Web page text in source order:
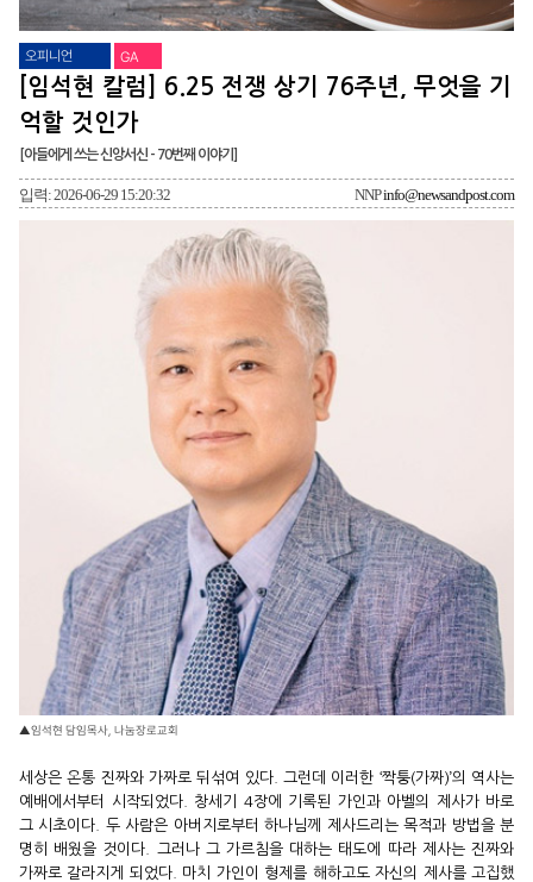
오피니언 GA
[임석현 칼럼] 6.25 전쟁 상기 76주년, 무엇을 기
억할 것인가
[아들에게 쓰는 신앙서신 - 70번째 이야기]
입력: 2026-06-29 15:20:32 NNPinfo@newsandpost.com
▲임석현 담임목사, 나눔장로교회
세상은 온통 진짜와 가짜로 뒤섞여 있다. 그런데 이러한 ‘짝퉁(가짜)’의 역사는
예배에서부터 시작되었다. 창세기 4장에 기록된 가인과 아벨의 제사가 바로
그 시초이다. 두 사람은 아버지로부터 하나님께 제사드리는 목적과 방법을 분
명히 배웠을 것이다. 그러나 그 가르침을 대하는 태도에 따라 제사는 진짜와
가짜로 갈라지게 되었다. 마치 가인이 형제를 해하고도 자신의 제사를 고집했